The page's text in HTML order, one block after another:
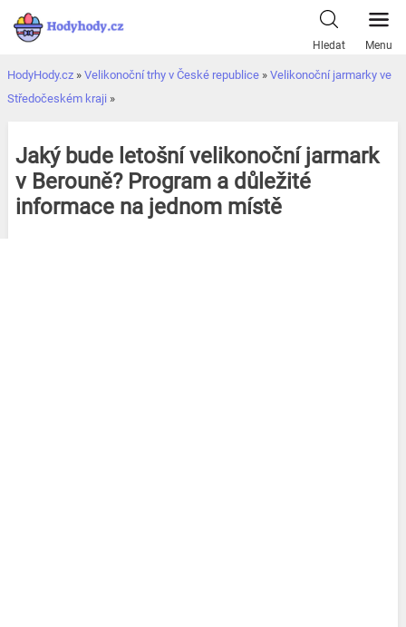
Přeskočit
Hledat Menu
HodyHody.cz » Velikonoční trhy v České republice » Velikonoční jarmarky ve
Středočeském kraji »
Jaký bude letošní velikonoční jarmark
v Berouně? Program a důležité
informace na jednom místě